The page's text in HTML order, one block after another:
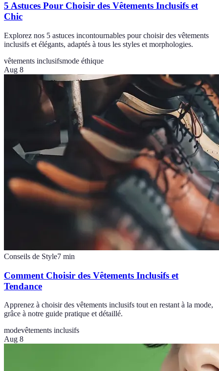
5 Astuces Pour Choisir des Vêtements Inclusifs et
Chic
Explorez nos 5 astuces incontournables pour choisir des vêtements
inclusifs et élégants, adaptés à tous les styles et morphologies.
vêtements inclusifsmode éthique
Aug 8
Conseils de Style7 min
Comment Choisir des Vêtements Inclusifs et
Tendance
Apprenez à choisir des vêtements inclusifs tout en restant à la mode,
grâce à notre guide pratique et détaillé.
modevêtements inclusifs
Aug 8